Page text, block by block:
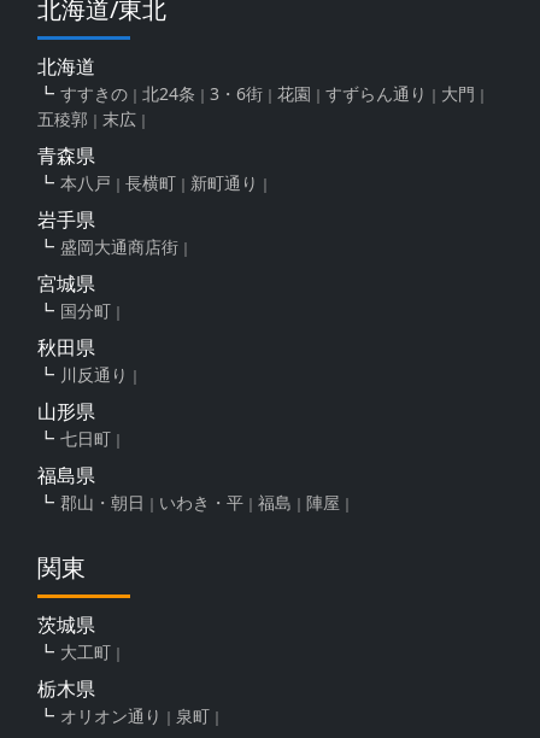
北海道/東北
北海道
すすきの 北24条 3・6街 花園 すずらん通り
大門
五稜郭
末広
青森県
本八戸 長横町 新町通り
岩手県
盛岡大通商店街
宮城県
国分町
秋田県
川反通り
山形県
七日町
福島県
郡山・朝日 いわき・平 福島 陣屋
関東
茨城県
大工町
栃木県
オリオン通り 泉町